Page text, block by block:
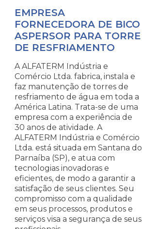
EMPRESA
FORNECEDORA DE BICO
ASPERSOR PARA TORRE
DE RESFRIAMENTO
A ALFATERM Indústria e
Comércio Ltda. fabrica, instala e
faz manutenção de torres de
resfriamento de água em toda a
América Latina. Trata-se de uma
empresa com a experiência de
30 anos de atividade. A
ALFATERM Indústria e Comércio
Ltda. está situada em Santana do
Parnaíba (SP), e atua com
tecnologias inovadoras e
eficientes, de modo a garantir a
satisfação de seus clientes. Seu
compromisso com a qualidade
em seus processos, produtos e
serviços visa a segurança de seus